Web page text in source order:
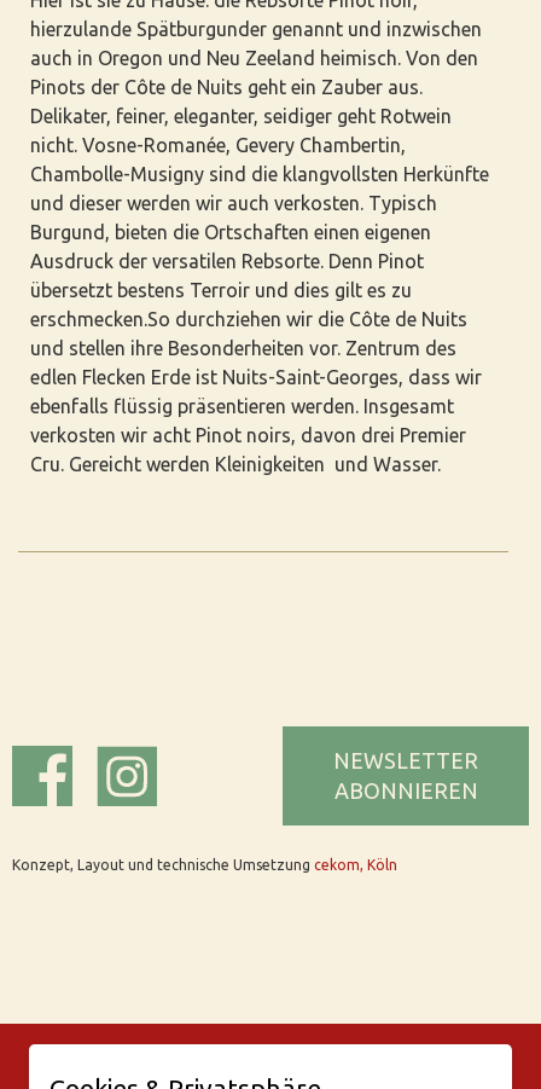
hierzulande Spätburgunder genannt und inzwischen
auch in Oregon und Neu Zeeland heimisch. Von den
Pinots der Côte de Nuits geht ein Zauber aus.
Delikater, feiner, eleganter, seidiger geht Rotwein
nicht. Vosne-Romanée, Gevery Chambertin,
Chambolle-Musigny sind die klangvollsten Herkünfte
und dieser werden wir auch verkosten. Typisch
Burgund, bieten die Ortschaften einen eigenen
Ausdruck der versatilen Rebsorte. Denn Pinot
übersetzt bestens Terroir und dies gilt es zu
erschmecken.So durchziehen wir die Côte de Nuits
und stellen ihre Besonderheiten vor. Zentrum des
edlen Flecken Erde ist Nuits-Saint-Georges, dass wir
ebenfalls flüssig präsentieren werden. Insgesamt
verkosten wir acht Pinot noirs, davon drei Premier
Cru. Gereicht werden Kleinigkeiten und Wasser.
Konzept, Layout und technische Umsetzung cekom, Köln
NEWSLETTER
ABONNIEREN